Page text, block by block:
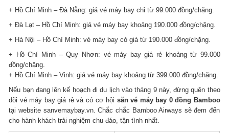
+ Hồ Chí Minh – Đà Nẵng: giá vé máy bay chỉ từ 99.000 đồng/chặng.
+ Đà Lạt – Hồ Chí Minh: giá vé máy bay khoảng 190.000 đồng/chặng.
+ Hà Nội – Hồ Chí Minh: vé máy bay có giá từ 190.000 đồng/chặng.
+ Hồ Chí Minh – Quy Nhơn: vé máy bay giá rẻ khoảng từ 99.000
đồng/chặng.
+ Hồ Chí Minh – Vinh: giá vé máy bay khoảng từ 399.000 đồng/chặng.
Nếu bạn đang lên kế hoạch đi du lịch vào tháng 9 này, đừng quên theo
dõi vé máy bay giá rẻ và có cơ hội săn vé máy bay 0 đồng Bamboo
tại website sanvemaybay.vn. Chắc chắc Bamboo Airways sẽ đem đến
cho hành khách trải nghiệm chu đáo, tận tình nhất.